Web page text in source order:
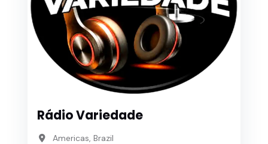
Rádio Variedade
Americas, Brazil